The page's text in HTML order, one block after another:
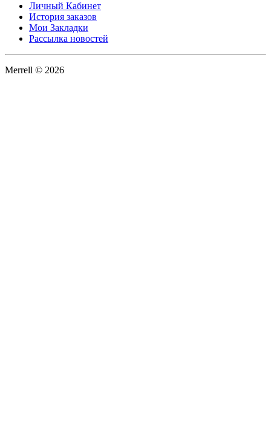
Личный Кабинет
История заказов
Мои Закладки
Рассылка новостей
Merrell © 2026